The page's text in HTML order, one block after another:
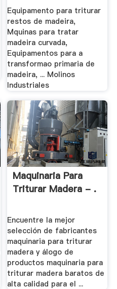
Equipamento para triturar
restos de madeira,
Mquinas para tratar
madeira curvada,
Equipamentos para a
transformao primaria de
madeira, ... Molinos
Industriales
Maquinaria Para
Triturar Madera - .
Encuentre la mejor
selección de fabricantes
maquinaria para triturar
madera y álogo de
productos maquinaria para
triturar madera baratos de
alta calidad para el ...